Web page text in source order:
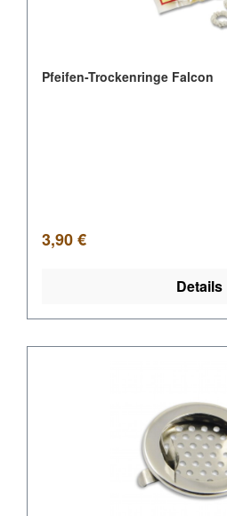
Pfeifen-Trockenringe Falcon
Regulärer Preis:
3,90 €
Details